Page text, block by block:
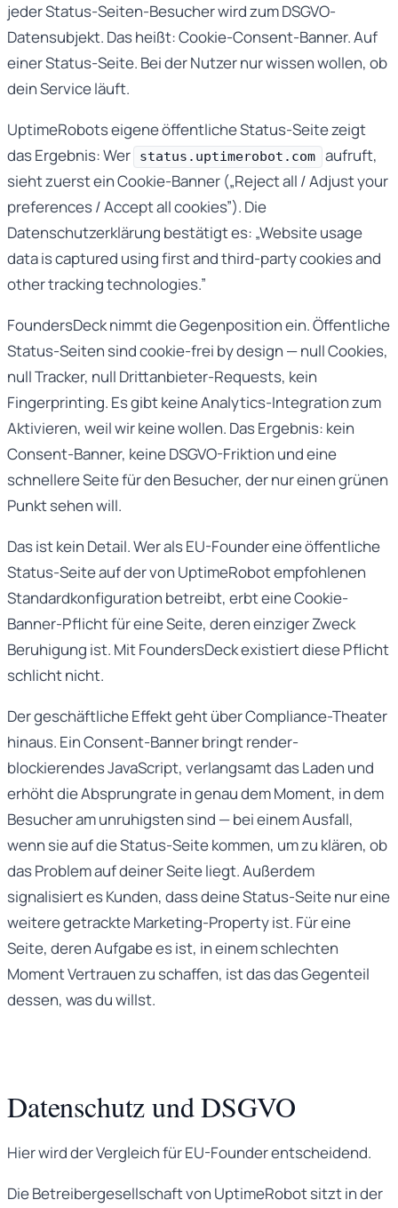
jeder Status-Seiten-Besucher wird zum DSGVO-
Datensubjekt. Das heißt: Cookie-Consent-Banner. Auf
einer Status-Seite. Bei der Nutzer nur wissen wollen, ob
dein Service läuft.
UptimeRobots eigene öffentliche Status-Seite zeigt
das Ergebnis: Wer
status.uptimerobot.com
aufruft,
sieht zuerst ein Cookie-Banner („Reject all / Adjust your
preferences / Accept all cookies”). Die
Datenschutzerklärung bestätigt es: „Website usage
data is captured using first and third-party cookies and
other tracking technologies.”
FoundersDeck nimmt die Gegenposition ein. Öffentliche
Status-Seiten sind cookie-frei by design — null Cookies,
null Tracker, null Drittanbieter-Requests, kein
Fingerprinting. Es gibt keine Analytics-Integration zum
Aktivieren, weil wir keine wollen. Das Ergebnis: kein
Consent-Banner, keine DSGVO-Friktion und eine
schnellere Seite für den Besucher, der nur einen grünen
Punkt sehen will.
Das ist kein Detail. Wer als EU-Founder eine öffentliche
Status-Seite auf der von UptimeRobot empfohlenen
Standardkonfiguration betreibt, erbt eine Cookie-
Banner-Pflicht für eine Seite, deren einziger Zweck
Beruhigung ist. Mit FoundersDeck existiert diese Pflicht
schlicht nicht.
Der geschäftliche Effekt geht über Compliance-Theater
hinaus. Ein Consent-Banner bringt render-
blockierendes JavaScript, verlangsamt das Laden und
erhöht die Absprungrate in genau dem Moment, in dem
Besucher am unruhigsten sind — bei einem Ausfall,
wenn sie auf die Status-Seite kommen, um zu klären, ob
das Problem auf deiner Seite liegt. Außerdem
signalisiert es Kunden, dass deine Status-Seite nur eine
weitere getrackte Marketing-Property ist. Für eine
Seite, deren Aufgabe es ist, in einem schlechten
Moment Vertrauen zu schaffen, ist das das Gegenteil
dessen, was du willst.
Datenschutz und DSGVO
Hier wird der Vergleich für EU-Founder entscheidend.
Die Betreibergesellschaft von UptimeRobot sitzt in der